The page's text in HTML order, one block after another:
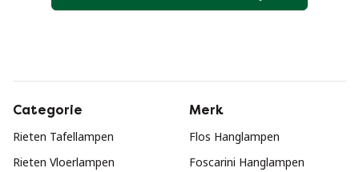
Categorie
Rieten Tafellampen
Rieten Vloerlampen
Merk
Flos Hanglampen
Foscarini Hanglampen